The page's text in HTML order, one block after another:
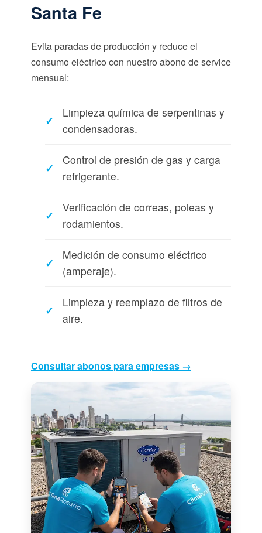
Santa Fe
Evita paradas de producción y reduce el
consumo eléctrico con nuestro abono de service
mensual:
Limpieza química de serpentinas y
condensadoras.
Control de presión de gas y carga
refrigerante.
Verificación de correas, poleas y
rodamientos.
Medición de consumo eléctrico
(amperaje).
Limpieza y reemplazo de filtros de
aire.
Consultar abonos para empresas →